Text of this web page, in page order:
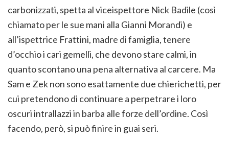
carbonizzati, spetta al viceispettore Nick Badile (così
chiamato per le sue mani alla Gianni Morandi) e
all’ispettrice Frattini, madre di famiglia, tenere
d’occhio i cari gemelli, che devono stare calmi, in
quanto scontano una pena alternativa al carcere. Ma
Sam e Zek non sono esattamente due chierichetti, per
cui pretendono di continuare a perpetrare i loro
oscuri intrallazzi in barba alle forze dell’ordine. Così
facendo, però, si può finire in guai seri.